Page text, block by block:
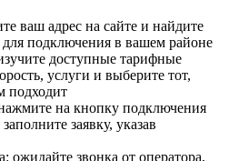
ваш адрес на сайте и найдите
подключения в вашем районе
доступные тарифные
услуги и выберите тот,
подходит
на кнопку подключения
заявку, указав
ожидайте звонка от оператора,